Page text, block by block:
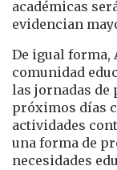
académicas
evidencian
De igual forma,
comunidad
las jornadas de
próximos días
actividades
una forma de
necesidades